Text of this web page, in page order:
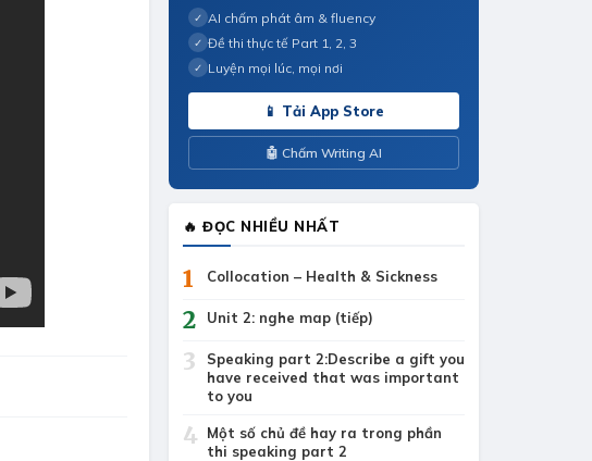
✓ AI chấm phát âm & fluency
✓ Đề thi thực tế Part 1, 2, 3
✓ Luyện mọi lúc, mọi nơi
📱 Tải App Store
🤖 Chấm Writing AI
🔥 ĐỌC NHIỀU NHẤT
1 Collocation – Health & Sickness
2 Unit 2: nghe map (tiếp)
3
Speaking part 2:Describe a gift you
have received that was important
to you
4
Một số chủ đề hay ra trong phần
thi speaking part 2